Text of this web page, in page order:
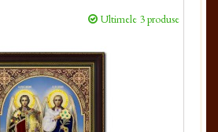
Ultimele 3 produse